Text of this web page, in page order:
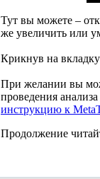
Тут вы можете –
же увеличить или
Крикнув на
При желании вы
проведения
инструкцию к
Продолжение